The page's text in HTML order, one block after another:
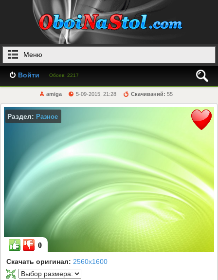
Меню
Войти Обоев: 2217
amiga 5-09-2015, 21:28 Скачиваний: 55
Раздел: Разное
0
Скачать оригинал: 2560x1600